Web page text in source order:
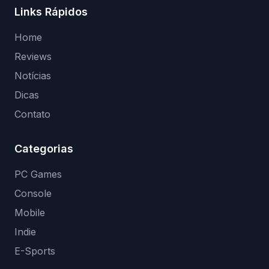
Links Rápidos
Home
Reviews
Notícias
Dicas
Contato
Categorias
PC Games
Console
Mobile
Indie
E-Sports